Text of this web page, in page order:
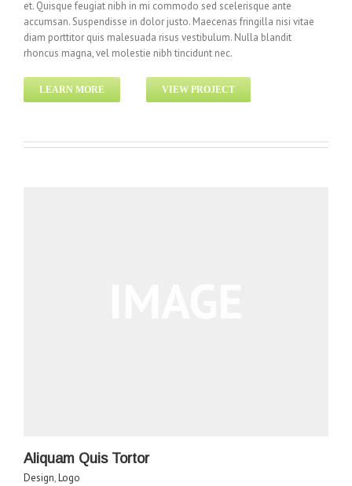
et. Quisque feugiat nibh in mi commodo sed scelerisque ante
accumsan. Suspendisse in dolor justo. Maecenas fringilla nisi vitae
diam porttitor quis malesuada risus vestibulum. Nulla blandit
rhoncus magna, vel molestie nibh tincidunt nec.
LEARN MORE VIEW PROJECT
Aliquam Quis Tortor
Design,Logo